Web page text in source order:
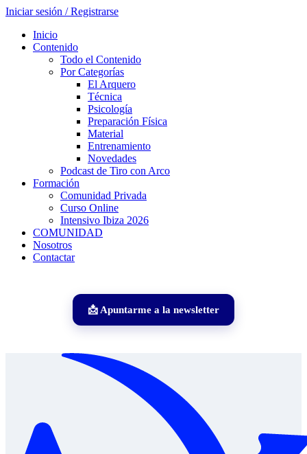
Iniciar sesión / Registrarse
Inicio
Contenido
Todo el Contenido
Por Categorías
El Arquero
Técnica
Psicología
Preparación Física
Material
Entrenamiento
Novedades
Podcast de Tiro con Arco
Formación
Comunidad Privada
Curso Online
Intensivo Ibiza 2026
COMUNIDAD
Nosotros
Contactar
📩 Apuntarme a la newsletter